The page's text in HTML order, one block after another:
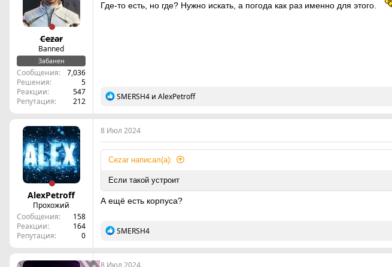
Cezar
Banned
Забанен
Сообщения
7,036
Решения
5
Реакции
547
Репутация
212
Где-то есть, но где? Нужно искать, а погода как раз именно для этого.
Р
ц
и
и
:
SMERSH4 и AlexPetroff
AlexPetroff
Пpохожий
Сообщения
158
Реакции
164
Репутация
0
8 Июл 2024
Cezar написал(а):
Если такой устроит
А ещё есть корпуса?
Р
SMERSH4
8 Июл 2024